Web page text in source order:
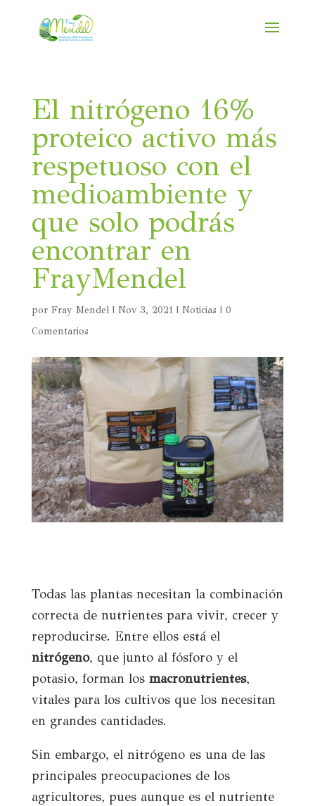
El nitrógeno 16%
proteico activo más
respetuoso con el
medioambiente y
que solo podrás
encontrar en
FrayMendel
por Fray Mendel| Nov 3, 2021| Noticias | 0
Comentarios
Todas las plantas necesitan la combinación
correcta de nutrientes para vivir, crecer y
reproducirse. Entre ellos está el
nitrógeno, que junto al fósforo y el
potasio, forman los macronutrientes,
vitales para los cultivos que los necesitan
en grandes cantidades.
Sin embargo, el nitrógeno es una de las
principales preocupaciones de los
agricultores, pues aunque es el nutriente